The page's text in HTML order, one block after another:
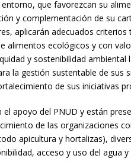
que favorezcan su
y complementación de su
aplicarán adecuados criterios
alimentos ecológicos y con
y sostenibilidad ambiental
la gestión sustentable de sus
de sus iniciativas
apoyo del PNUD y están
de las organizaciones
apicultura y hortalizas),
acceso y uso del agua y